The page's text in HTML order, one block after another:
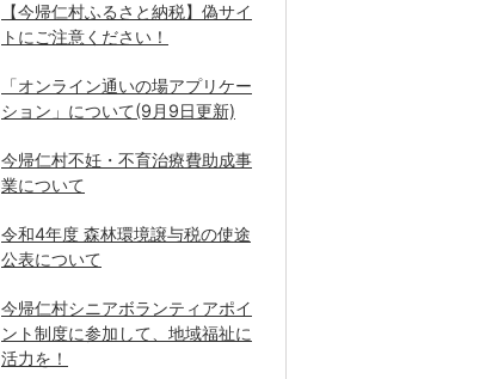
【今帰仁村ふるさと納税】偽サイ
トにご注意ください！
「オンライン通いの場アプリケー
ション」について(9月9日更新)
今帰仁村不妊・不育治療費助成事
業について
令和4年度 森林環境譲与税の使途
公表について
今帰仁村シニアボランティアポイ
ント制度に参加して、地域福祉に
活力を！